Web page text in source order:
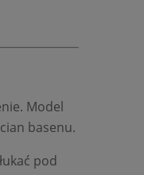
Model
basenu.
pod